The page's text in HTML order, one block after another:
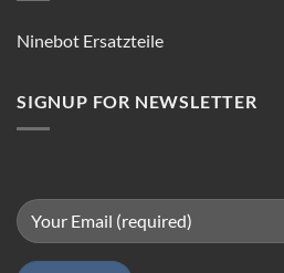
Ninebot Ersatzteile
SIGNUP FOR NEWSLETTER